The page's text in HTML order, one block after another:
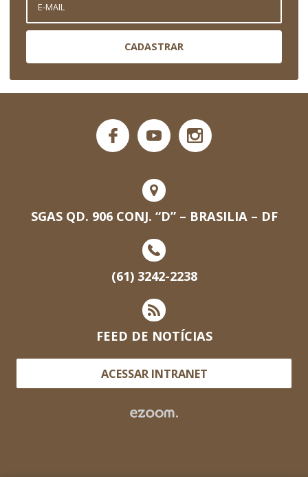
CADASTRAR
SGAS QD. 906 CONJ. “D” – BRASILIA – DF
(61) 3242-2238
FEED DE NOTÍCIAS
ACESSAR INTRANET